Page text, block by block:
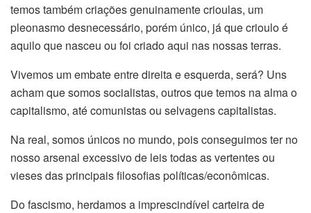
temos também criações genuinamente crioulas, um
pleonasmo desnecessário, porém único, já que crioulo é
aquilo que nasceu ou foi criado aqui nas nossas terras.
Vivemos um embate entre direita e esquerda, será? Uns
acham que somos socialistas, outros que temos na alma o
capitalismo, até comunistas ou selvagens capitalistas.
Na real, somos únicos no mundo, pois conseguimos ter no
nosso arsenal excessivo de leis todas as vertentes ou
vieses das principais filosofias políticas/econômicas.
Do fascismo, herdamos a imprescindível carteira de